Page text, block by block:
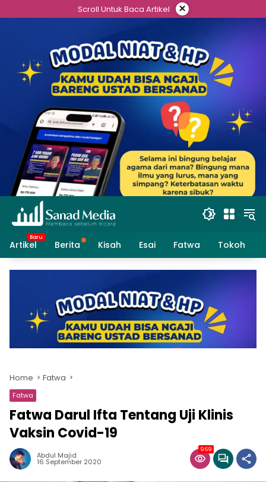
to
Scroll Untuk Baca Artikel ×
Artikel Berita Kisah Esai Fatwa Tokoh
Home Fatwa
Fatwa
Fatwa Darul Ifta Tentang Uji Klinis
Vaksin Covid-19
Abdul Majid
16 September 2020
969